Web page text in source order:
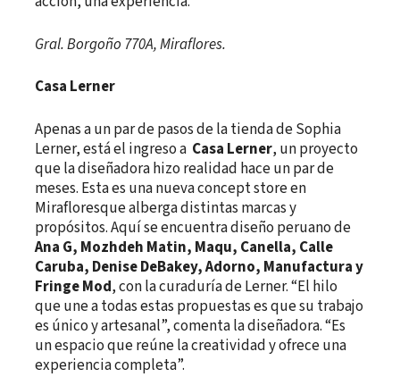
Gral. Borgoño 770A, Miraflores.
Casa Lerner
Apenas a un par de pasos de la tienda de Sophia
Lerner, está el ingreso a Casa Lerner, un proyecto
que la diseñadora hizo realidad hace un par de
meses. Esta es una nueva concept store en
Mirafloresque alberga distintas marcas y
propósitos. Aquí se encuentra diseño peruano de
Ana G, Mozhdeh Matin, Maqu, Canella, Calle
Caruba, Denise DeBakey, Adorno, Manufactura y
Fringe Mod, con la curaduría de Lerner. “El hilo
que une a todas estas propuestas es que su trabajo
es único y artesanal”, comenta la diseñadora. “Es
un espacio que reúne la creatividad y ofrece una
experiencia completa”.